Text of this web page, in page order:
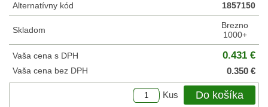
Alternatívny kód
1857150
Skladom
Brezno
1000+
Vaša cena s DPH 0.431 €
Vaša cena bez DPH 0.350 €
Kus Do košíka